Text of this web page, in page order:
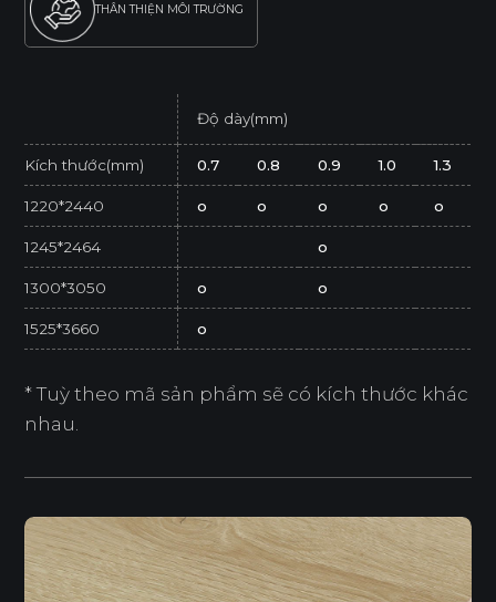
THÂN THIỆN MÔI TRƯỜNG
Độ dày(mm)
Kích thước(mm) 0.7 0.8 0.9 1.0 1.3
1220*2440 o o o o o
1245*2464 o
1300*3050 o o
1525*3660 o
* Tuỳ theo mã sản phẩm sẽ có kích thước khác
nhau.